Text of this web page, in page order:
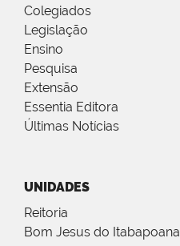
Colegiados
Legislação
Ensino
Pesquisa
Extensão
Essentia Editora
Últimas Notícias
UNIDADES
Reitoria
Bom Jesus do Itabapoana